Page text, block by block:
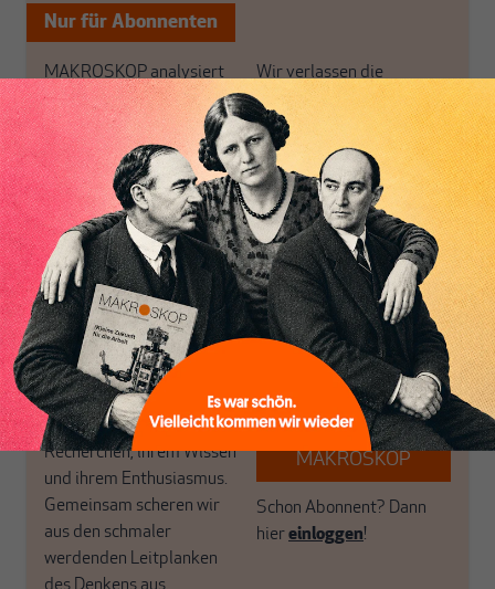
Inhaltsverzeichnis
Nur für Abonnenten
MAKROSKOP analysiert
wirtschaftspolitische
Themen aus einer
postkeynesianischen
Perspektive und ist damit
in Deutschland einzigartig.
MAKROSKOP steht für
das große Ganze. Wir
haben einen Blick auf
Geld, Wirtschaft und
Politik, den Sie so
woanders nicht finden.
Dabei leben wir von
unseren Autoren, ihren
Recherchen, ihrem Wissen
und ihrem Enthusiasmus.
Gemeinsam scheren wir
aus den schmaler
werdenden Leitplanken
des Denkens aus.
Wir verlassen die
journalistische Filterblase,
in der sich viele
eingerichtet haben. Wir
öffnen Fenster und
bringen frische Luft in die
engen und verstaubten
Debattenräume.
Brauchen Sie auch frische
Luft? Dann folgen Sie
einfach dem Button.
ABONNIEREN SIE
MAKROSKOP
Schon Abonnent? Dann
hiereinloggen!